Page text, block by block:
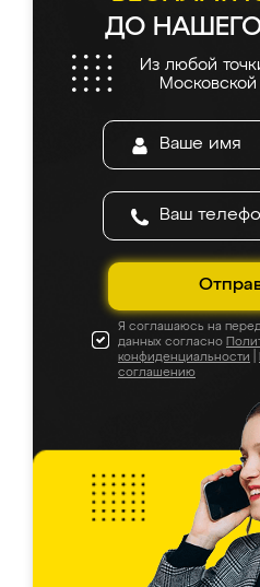
ДО
Из любой
Московской
Я соглашаюсь на
данных согласно
конфиденциальности
соглашению